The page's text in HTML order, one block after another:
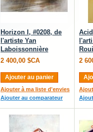
Horizon I, #0208, de
l'artiste Yan
Laboissonnière
2 400,00 $CA
Ajouter au panier
Ajouter à ma liste d'envies
Ajouter au comparateur
2